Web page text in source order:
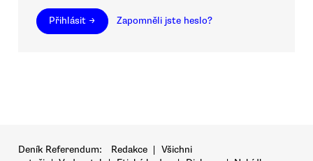
Přihlásit → Zapomněli jste heslo?
Deník Referendum: Redakce | Všichni